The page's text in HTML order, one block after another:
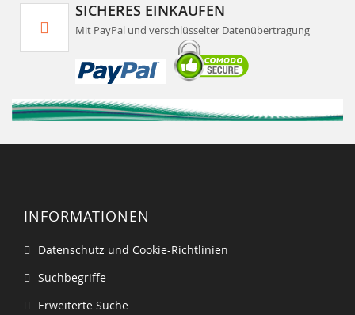
SICHERES EINKAUFEN
Mit PayPal und verschlüsselter Datenübertragung
INFORMATIONEN
Datenschutz und Cookie-Richtlinien
Suchbegriffe
Erweiterte Suche